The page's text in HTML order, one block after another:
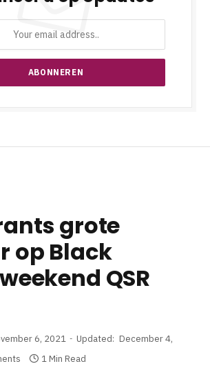
grote
op Black
QSR
6, 2021 Updated: December 4,
1 Min Read